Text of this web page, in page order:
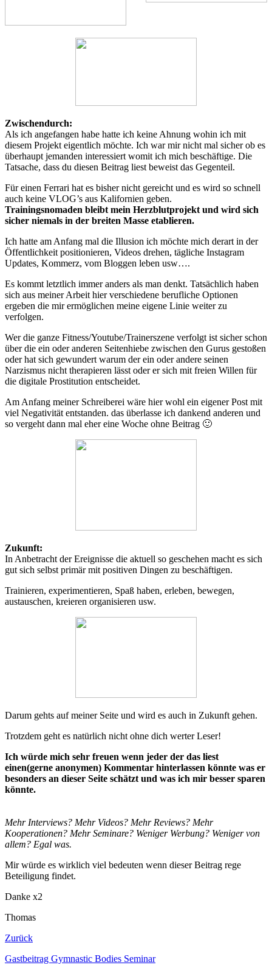
Zwischendurch:
Als ich angefangen habe hatte ich keine Ahnung wohin ich mit
diesem Projekt eigentlich möchte. Ich war mir nicht mal sicher ob es
überhaupt jemanden interessiert womit ich mich beschäftige. Die
Tatsache, dass du diesen Beitrag liest beweist das Gegenteil.
Für einen Ferrari hat es bisher nicht gereicht und es wird so schnell
auch keine VLOG’s aus Kalifornien geben.
Trainingsnomaden bleibt mein Herzblutprojekt und wird sich
sicher niemals in der breiten Masse etablieren.
Ich hatte am Anfang mal die Illusion ich möchte mich derart in der
Öffentlichkeit positionieren, Videos drehen, tägliche Instagram
Updates, Kommerz, vom Bloggen leben usw….
Es kommt letztlich immer anders als man denkt. Tatsächlich haben
sich aus meiner Arbeit hier verschiedene berufliche Optionen
ergeben die mir ermöglichen meine eigene Linie weiter zu
verfolgen.
Wer die ganze Fitness/Youtube/Trainerszene verfolgt ist sicher schon
über die ein oder anderen Seitenhiebe zwischen den Gurus gestoßen
oder hat sich gewundert warum der ein oder andere seinen
Narzismus nicht therapieren lässt oder er sich mit freien Willen für
die digitale Prostitution entscheidet.
Am Anfang meiner Schreiberei wäre hier wohl ein eigener Post mit
viel Negativität entstanden. das überlasse ich dankend anderen und
so vergeht dann mal eher eine Woche ohne Beitrag 🙂
Zukunft:
In Anbetracht der Ereignisse die aktuell so geschehen macht es sich
gut sich selbst primär mit positiven Dingen zu beschäftigen.
Trainieren, experimentieren, Spaß haben, erleben, bewegen,
austauschen, kreieren organisieren usw.
Darum gehts auf meiner Seite und wird es auch in Zukunft gehen.
Trotzdem geht es natürlich nicht ohne dich werter Leser!
Ich würde mich sehr freuen wenn jeder der das liest
einen(gerne anonymen) Kommentar hinterlassen könnte was er
besonders an dieser Seite schätzt und was ich mir besser sparen
könnte.
Mehr Interviews? Mehr Videos? Mehr Reviews? Mehr
Kooperationen? Mehr Seminare? Weniger Werbung? Weniger von
allem? Egal was.
Mir würde es wirklich viel bedeuten wenn dieser Beitrag rege
Beteiligung findet.
Danke x2
Thomas
Zurück
Gastbeitrag Gymnastic Bodies Seminar